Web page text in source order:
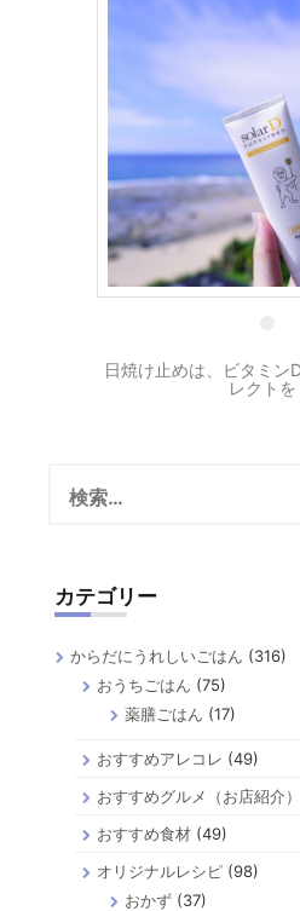
8 7
日焼け止めは、ビタミン
レクトを
カテゴリー
からだにうれしいごはん (316)
おうちごはん (75)
薬膳ごはん (17)
おすすめアレコレ (49)
おすすめグルメ（お店紹介）
おすすめ食材 (49)
オリジナルレシピ (98)
おかず(37)